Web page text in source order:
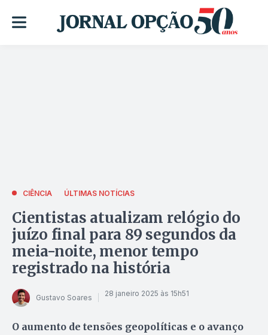
CIÊNCIA ÚLTIMAS NOTÍCIAS
Cientistas atualizam relógio do
juízo final para 89 segundos da
meia-noite, menor tempo
registrado na história
Gustavo Soares 28 janeiro 2025 às 15h51
O aumento de tensões geopolíticas e o avanço